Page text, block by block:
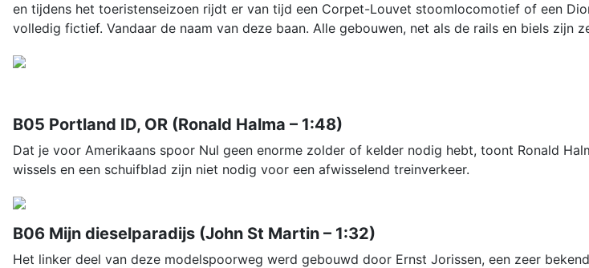
en tijdens het toeristenseizoen rijdt er van tijd een Corpet-Louvet stoomlocomotief of een
volledig fictief. Vandaar de naam van deze baan. Alle gebouwen, net als de rails en biels zijn
B05 Portland ID, OR (Ronald Halma – 1:48)
Dat je voor Amerikaans spoor Nul geen enorme zolder of kelder nodig hebt, toont Ronald
wissels en een schuifblad zijn niet nodig voor een afwisselend treinverkeer.
B06 Mijn dieselparadijs (John St Martin – 1:32)
Het linker deel van deze modelspoorweg werd gebouwd door Ernst Jorissen, een zeer